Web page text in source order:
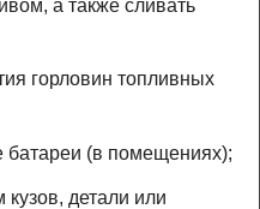
а также сливать
горловин топливных
батареи (в помещениях);
детали или